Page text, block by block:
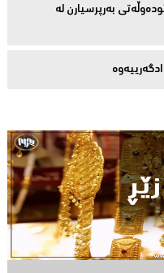
بەرپرسیارن لە